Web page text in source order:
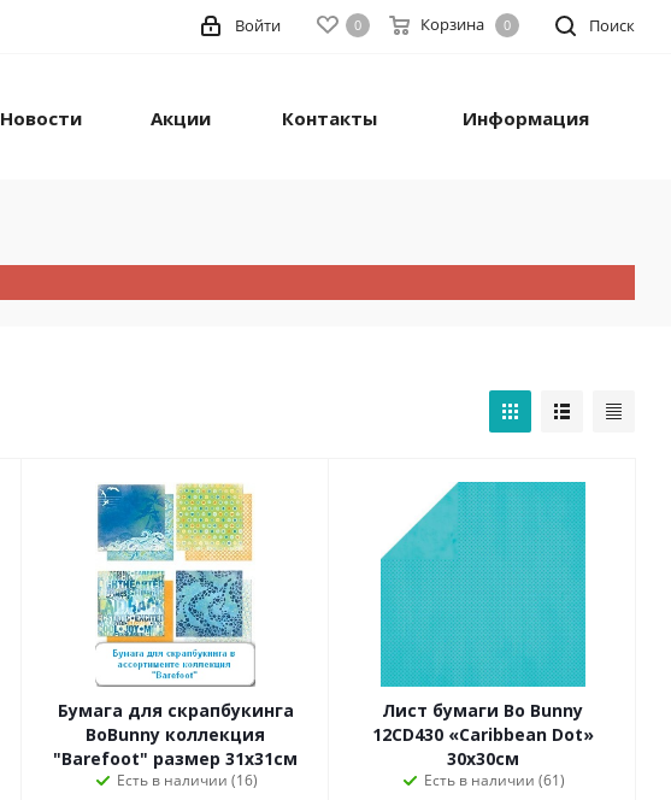
Поиск
0 Корзина 0
Войти
Новости Акции Контакты Информация
Бумага для скрапбукинга
BoBunny коллекция
"Barefoot" размер 31х31см
Есть в наличии (16)
Лист бумаги Bo Bunny
12CD430 «Caribbean Dot»
30х30см
Есть в наличии (61)